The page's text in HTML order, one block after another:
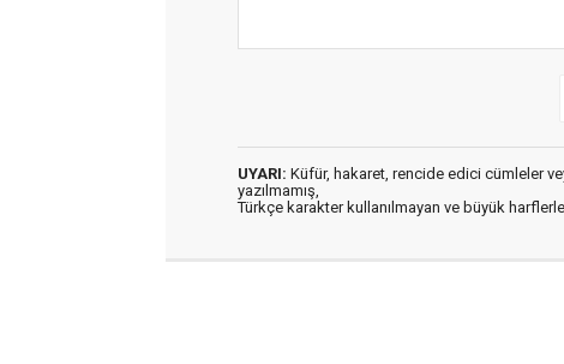
UYARI: Küfür, hakaret, rencide edici cümleler
yazılmamış,
Türkçe karakter kullanılmayan ve büyük